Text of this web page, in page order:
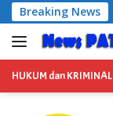
Langsung
ke
konten
Breaking News
Meditasi
HUKUM dan KRIMINAL